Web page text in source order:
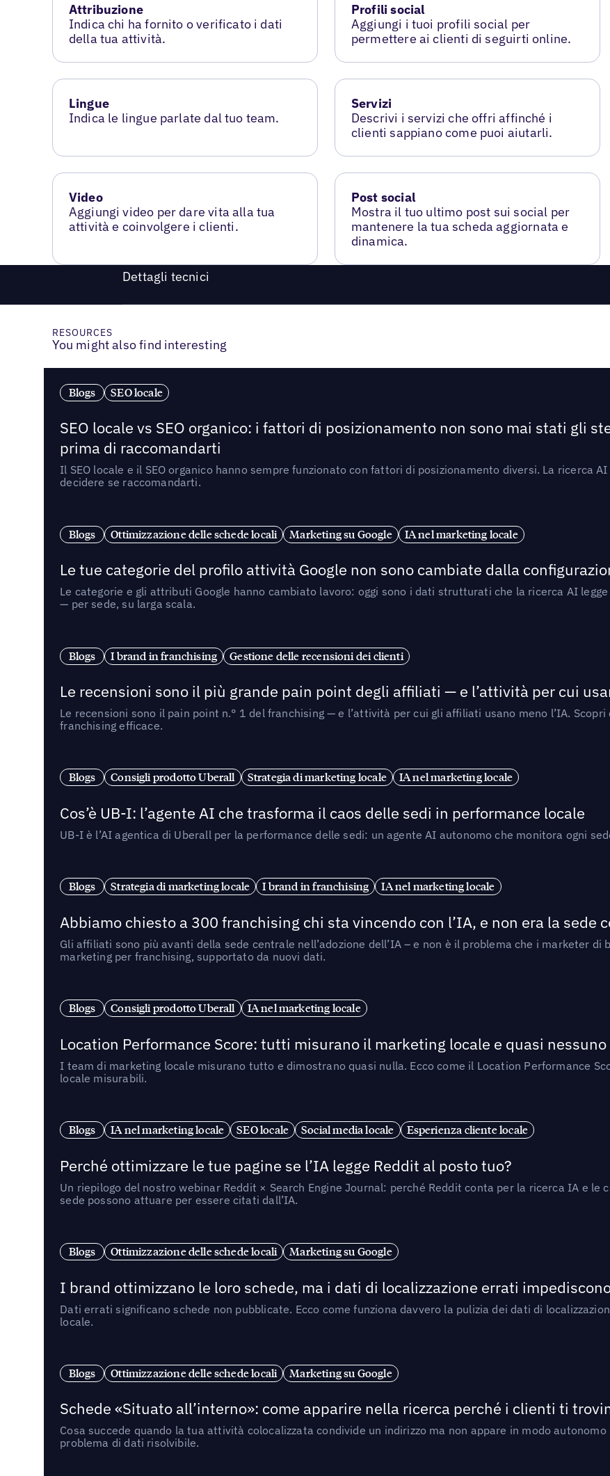
Attribuzione
Indica chi ha fornito o verificato i dati
della tua attività.
Profili social
Aggiungi i tuoi profili social per
permettere ai clienti di seguirti online.
Lingue
Indica le lingue parlate dal tuo team.
Servizi
Descrivi i servizi che offri affinché i
clienti sappiano come puoi aiutarli.
Video
Aggiungi video per dare vita alla tua
attività e coinvolgere i clienti.
Post social
Mostra il tuo ultimo post sui social per
mantenere la tua scheda aggiornata e
dinamica.
Dettagli tecnici
RESOURCES
You might also find interesting
Blogs SEO locale
SEO locale vs SEO organico: i fattori di posizionamento non sono mai stati gli
prima di raccomandarti
Il SEO locale e il SEO organico hanno sempre funzionato con fattori di posizionamento diversi. La ricerca
decidere se raccomandarti.
Blogs Ottimizzazione delle schede locali Marketing su Google IA nel marketing locale
Le tue categorie del profilo attività Google non sono cambiate dalla
Le categorie e gli attributi Google hanno cambiato lavoro: oggi sono i dati strutturati che la ricerca AI
— per sede, su larga scala.
Blogs I brand in franchising Gestione delle recensioni dei clienti
Le recensioni sono il più grande pain point degli affiliati — e l’attività per cui
Le recensioni sono il pain point n.° 1 del franchising — e l’attività per cui gli affiliati usano meno l’IA.
franchising efficace.
Blogs Consigli prodotto Uberall Strategia di marketing locale IA nel marketing locale
Cos’è UB-I: l’agente AI che trasforma il caos delle sedi in performance locale
UB-I è l’AI agentica di Uberall per la performance delle sedi: un agente AI autonomo che monitora ogni
Blogs Strategia di marketing locale I brand in franchising IA nel marketing locale
Abbiamo chiesto a 300 franchising chi sta vincendo con l’IA, e non era la sede
Gli affiliati sono più avanti della sede centrale nell’adozione dell’IA – e non è il problema che i marketer
marketing per franchising, supportato da nuovi dati.
Blogs Consigli prodotto Uberall IA nel marketing locale
Location Performance Score: tutti misurano il marketing locale e quasi
I team di marketing locale misurano tutto e dimostrano quasi nulla. Ecco come il Location Performance
locale misurabili.
Blogs IA nel marketing locale SEO locale Social media locale Esperienza cliente locale
Perché ottimizzare le tue pagine se l’IA legge Reddit al posto tuo?
Un riepilogo del nostro webinar Reddit × Search Engine Journal: perché Reddit conta per la ricerca IA e
sede possono attuare per essere citati dall’IA.
Blogs Ottimizzazione delle schede locali Marketing su Google
I brand ottimizzano le loro schede, ma i dati di localizzazione errati
Dati errati significano schede non pubblicate. Ecco come funziona davvero la pulizia dei dati di
locale.
Blogs Ottimizzazione delle schede locali Marketing su Google
Schede «Situato all’interno»: come apparire nella ricerca perché i clienti ti
Cosa succede quando la tua attività colocalizzata condivide un indirizzo ma non appare in modo
problema di dati risolvibile.